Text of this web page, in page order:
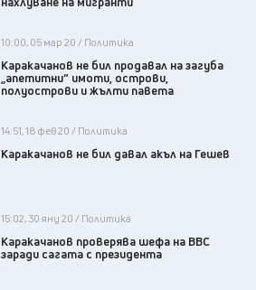
10:00, 05 мар 20 / Политика
Каракачанов не бил продавал на загуба
„апетитни“ имоти, острови,
полуострови и жълти павета
14:51, 18 фев 20 / Политика
Каракачанов не бил давал акъл на Гешев
15:02, 30 яну 20 / Политика
Каракачанов проверява шефа на ВВС
заради сагата с президента